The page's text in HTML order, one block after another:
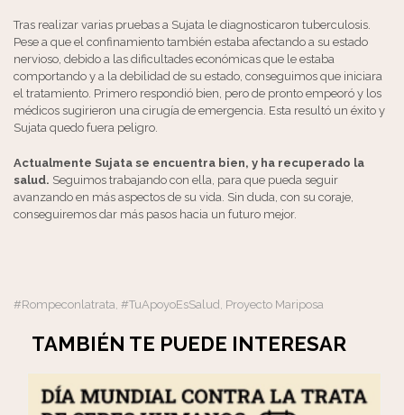
Tras realizar varias pruebas a Sujata le diagnosticaron tuberculosis.
Pese a que el confinamiento también estaba afectando a su estado
nervioso, debido a las dificultades económicas que le estaba
comportando y a la debilidad de su estado, conseguimos que iniciara
el tratamiento. Primero respondió bien, pero de pronto empeoró y los
médicos sugirieron una cirugía de emergencia. Esta resultó un éxito y
Sujata quedo fuera peligro.
Actualmente Sujata se encuentra bien, y ha recuperado la
salud. Seguimos trabajando con ella, para que pueda seguir
avanzando en más aspectos de su vida. Sin duda, con su coraje,
conseguiremos dar más pasos hacia un futuro mejor.
#rompeconlatrata, #TuApoyoEsSalud , Proyecto Mariposa
TAMBIÉN TE PUEDE INTERESAR